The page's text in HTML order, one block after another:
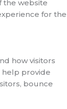
the website
for the
how visitors
help provide
bounce